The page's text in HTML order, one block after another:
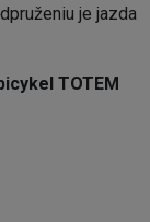
je jazda
TOTEM